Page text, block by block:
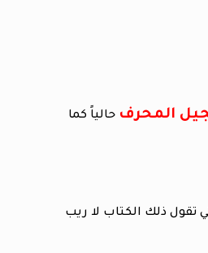
المحرف حالياً كما
تقول ذلك الكتاب لا ريب